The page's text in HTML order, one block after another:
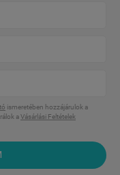
ismeretében hozzájárulok a
aVásárlási Feltételek